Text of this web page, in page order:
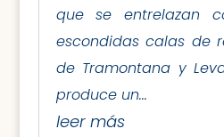
que se entrelazan
escondidas calas de
de Tramontana y
produce un...
leer más